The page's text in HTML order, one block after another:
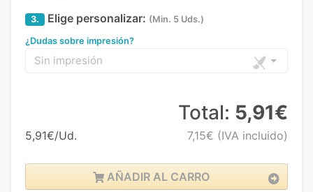
3. Elige personalizar: (Min. 5 Uds.)
¿Dudas sobre impresión?
Sin impresión
5,91€/Ud.
Total: 5,91€
7,15€ (IVA incluido)
AÑADIR AL CARRO